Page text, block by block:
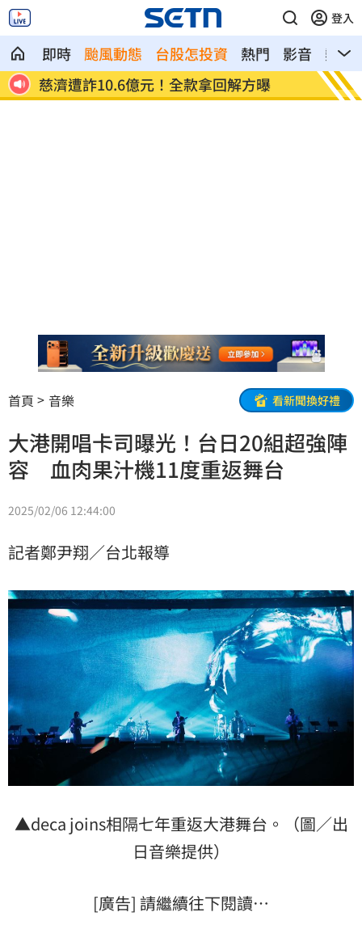
登入
即時 颱風動態 台股怎投資 熱門 影音
熱搜
慈濟遭詐10.6億元！全款拿回解方曝
稱龍
首頁 音樂 看新聞換好禮
大港開唱卡司曝光！台日20組超強陣
容 血肉果汁機11度重返舞台
2025/02/06 12:44:00
記者鄭尹翔／台北報導
▲deca joins相隔七年重返大港舞台。（圖／出
日音樂提供）
[廣告] 請繼續往下閱讀…